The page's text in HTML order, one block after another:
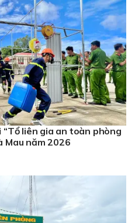
“Tổ liên gia an toàn phòng
Mau năm 2026